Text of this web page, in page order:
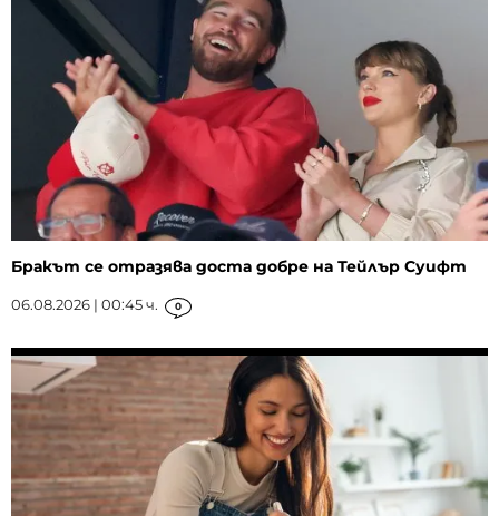
Бракът се отразява доста добре на Тейлър Суифт
06.08.2026 | 00:45 ч. 0